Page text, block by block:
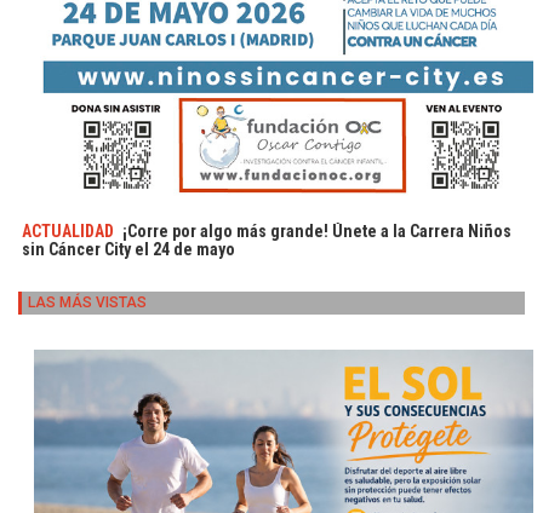
ACTUALIDAD ¡Corre por algo más grande! Únete a la Carrera Niños
sin Cáncer City el 24 de mayo
LAS MÁS VISTAS